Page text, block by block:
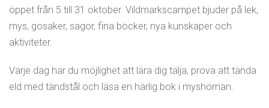
öppet från 5 till 31 oktober. Vildmarkscampet bjuder på lek,
mys, gosaker, sagor, fina böcker, nya kunskaper och
aktiviteter.
Varje dag har du möjlighet att lära dig tälja, prova att tända
eld med tändstål och läsa en härlig bok i myshörnan.